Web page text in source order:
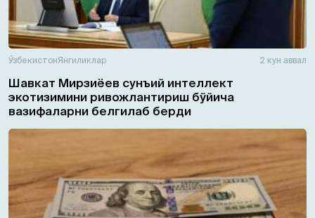
ЎзбекистонЯнгиликлар 2 кун аввал
Шавкат Мирзиёев сунъий интеллект
экотизимини ривожлантириш бўйича
вазифаларни белгилаб берди